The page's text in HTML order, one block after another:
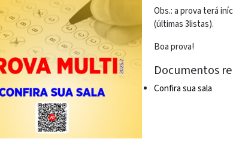
Obs.: a prova terá
(últimas 3listas).
Boa prova!
Documentos
Confira sua sala